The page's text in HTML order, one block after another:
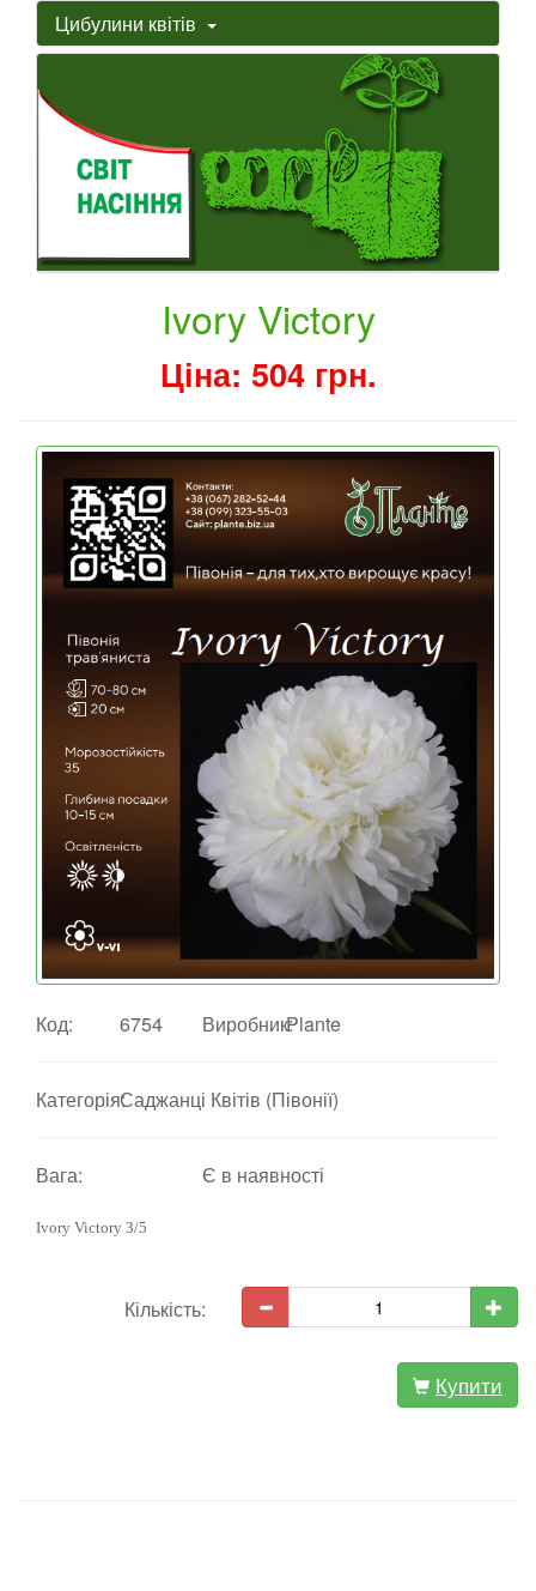
Цибулини квітів
Ivory Victory
Ціна: 504 грн.
Код: 6754 Виробник:Plante
Категорія:Саджанці Квітів (Півонії)
Вага: Є в наявності
Ivory Victory 3/5
Кількість:
Купити